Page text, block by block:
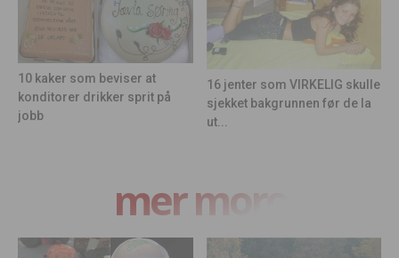
10 kaker som beviser at
konditorer drikker sprit på
jobb
16 jenter som VIRKELIG skulle
sjekket bakgrunnen før de la
ut...
mer moro